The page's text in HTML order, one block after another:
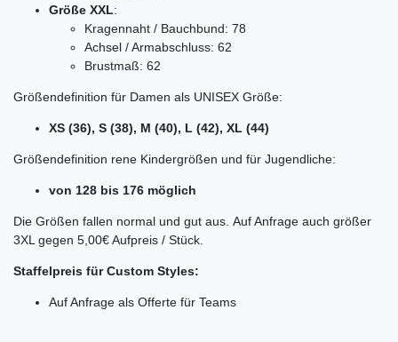
Größe XXL:
Kragennaht / Bauchbund: 78
Achsel / Armabschluss: 62
Brustmaß: 62
Größendefinition für Damen als UNISEX Größe:
XS (36), S (38), M (40), L (42), XL (44)
Größendefinition rene Kindergrößen und für Jugendliche:
von 128 bis 176 möglich
Die Größen fallen normal und gut aus. Auf Anfrage auch größer
3XL gegen 5,00€ Aufpreis / Stück.
Staffelpreis für Custom Styles:
Auf Anfrage als Offerte für Teams